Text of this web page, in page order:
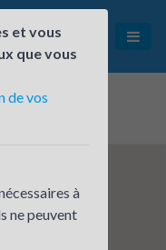
l'Ain
et vous
que vous
de vos
à
ne peuvent